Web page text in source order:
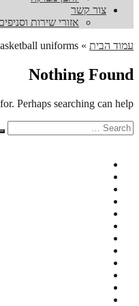
צור קשר
אזורי שירות
עמוד הבית »
uniforms
Nothing Found
Perhaps searching can help.
Search
for: